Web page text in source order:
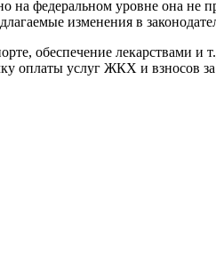
на федеральном уровне она не
изменения в
обеспечение лекарствами и
оплаты услуг ЖКХ и взносов